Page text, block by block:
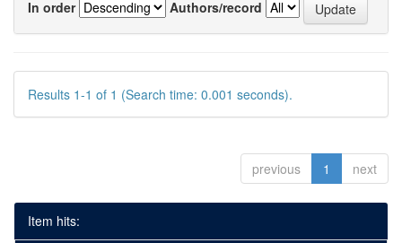
In order
Authors/record
Results 1-1 of 1 (Search time: 0.001 seconds).
previous 1 next
Item hits: